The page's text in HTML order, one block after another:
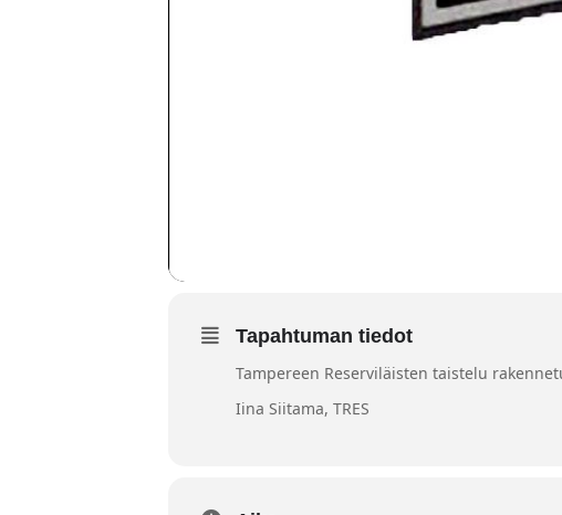
Tapahtuman tiedot
Tampereen Reserviläisten taistelu
Iina Siitama, TRES